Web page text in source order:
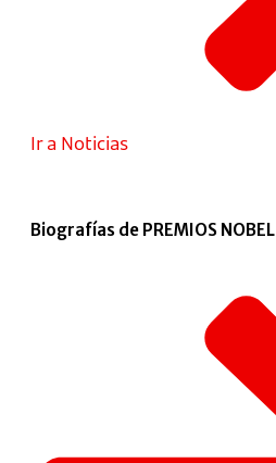
Ir a Noticias
Biografías de PREMIOS NOBEL